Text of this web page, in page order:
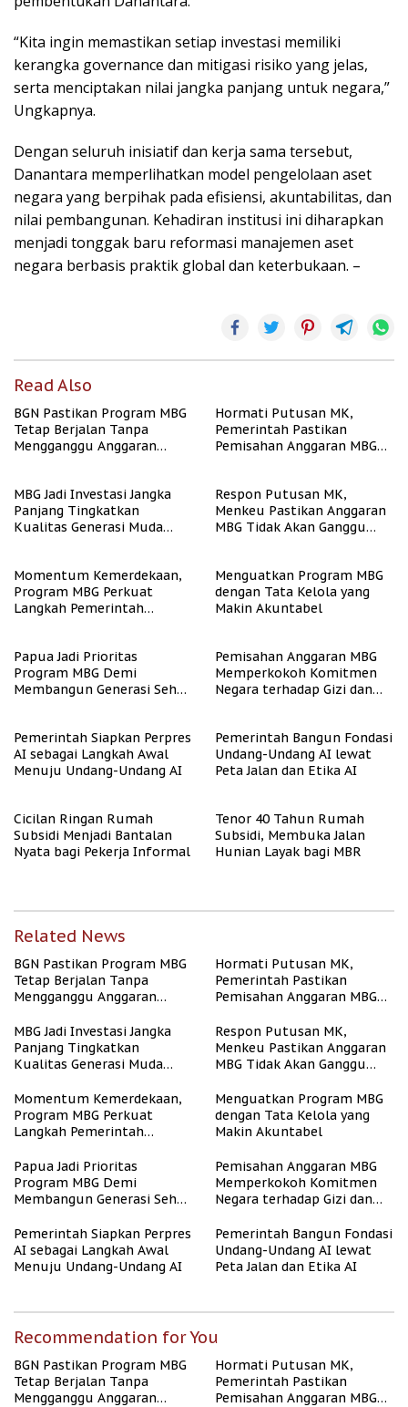
“Kita ingin memastikan setiap investasi memiliki
kerangka governance dan mitigasi risiko yang jelas,
serta menciptakan nilai jangka panjang untuk negara,”
Ungkapnya.
Dengan seluruh inisiatif dan kerja sama tersebut,
Danantara memperlihatkan model pengelolaan aset
negara yang berpihak pada efisiensi, akuntabilitas, dan
nilai pembangunan. Kehadiran institusi ini diharapkan
menjadi tonggak baru reformasi manajemen aset
negara berbasis praktik global dan keterbukaan. –
Read Also
BGN Pastikan Program MBG
Tetap Berjalan Tanpa
Mengganggu Anggaran
Hormati Putusan MK,
Pemerintah Pastikan
Pemisahan Anggaran MBG
MBG Jadi Investasi Jangka
Panjang Tingkatkan
Kualitas Generasi Muda
Respon Putusan MK,
Menkeu Pastikan Anggaran
MBG Tidak Akan Ganggu
Momentum Kemerdekaan,
Program MBG Perkuat
Langkah Pemerintah
Menguatkan Program MBG
dengan Tata Kelola yang
Makin Akuntabel
Papua Jadi Prioritas
Program MBG Demi
Membangun Generasi Sehat
Pemisahan Anggaran MBG
Memperkokoh Komitmen
Negara terhadap Gizi dan
Pemerintah Siapkan Perpres
AI sebagai Langkah Awal
Menuju Undang-Undang AI
Pemerintah Bangun Fondasi
Undang-Undang AI lewat
Peta Jalan dan Etika AI
Cicilan Ringan Rumah
Subsidi Menjadi Bantalan
Nyata bagi Pekerja Informal
Tenor 40 Tahun Rumah
Subsidi, Membuka Jalan
Hunian Layak bagi MBR
Related News
BGN Pastikan Program MBG
Tetap Berjalan Tanpa
Mengganggu Anggaran
Hormati Putusan MK,
Pemerintah Pastikan
Pemisahan Anggaran MBG
MBG Jadi Investasi Jangka
Panjang Tingkatkan
Kualitas Generasi Muda
Respon Putusan MK,
Menkeu Pastikan Anggaran
MBG Tidak Akan Ganggu
Momentum Kemerdekaan,
Program MBG Perkuat
Langkah Pemerintah
Menguatkan Program MBG
dengan Tata Kelola yang
Makin Akuntabel
Papua Jadi Prioritas
Program MBG Demi
Membangun Generasi Sehat
Pemisahan Anggaran MBG
Memperkokoh Komitmen
Negara terhadap Gizi dan
Pemerintah Siapkan Perpres
AI sebagai Langkah Awal
Menuju Undang-Undang AI
Pemerintah Bangun Fondasi
Undang-Undang AI lewat
Peta Jalan dan Etika AI
Recommendation for You
BGN Pastikan Program MBG
Tetap Berjalan Tanpa
Mengganggu Anggaran
Hormati Putusan MK,
Pemerintah Pastikan
Pemisahan Anggaran MBG